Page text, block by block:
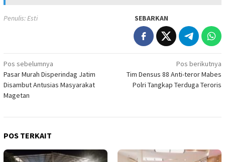
Penulis: Esti SEBARKAN
Navigasi
pos
Pos sebelumnya
Pasar Murah Disperindag Jatim
Disambut Antusias Masyarakat
Magetan
Pos berikutnya
Tim Densus 88 Anti-teror Mabes
Polri Tangkap Terduga Teroris
POS TERKAIT